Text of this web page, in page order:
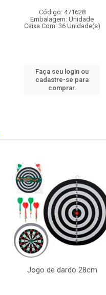
Código: 471628
Embalagem: Unidade
Caixa Com: 36 Unidade(s)
Faça seu login ou
cadastre-se para
comprar.
Jogo de dardo 28cm